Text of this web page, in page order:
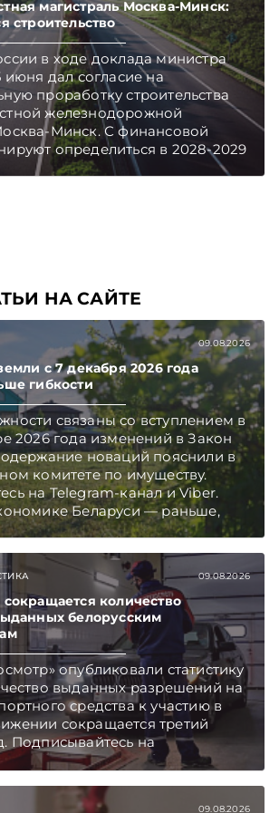
об экономике Беларуси —
новостях TelegramViber
магистраль Москва-Минск:
строительство
в ходе доклада министра
июня дал согласие на
проработку строительства
железнодорожной
Минск. С финансовой
определиться в 2028-2029
в стенограмме встречи.
НА САЙТЕ
09.08.2026
с 7 декабря 2026 года
гибкости
связаны со вступлением в
2026 года изменений в Закон
новаций пояснили в
комитете по имуществу.
на Telegram‑канал и Viber.
Беларуси — раньше,
TelegramViber
09.08.2026
количество
белорусским
опубликовали статистику
выданных разрешений на
средства к участию в
сокращается третий
Подписывайтесь на
и Viber. Главное об экономике
09.08.2026